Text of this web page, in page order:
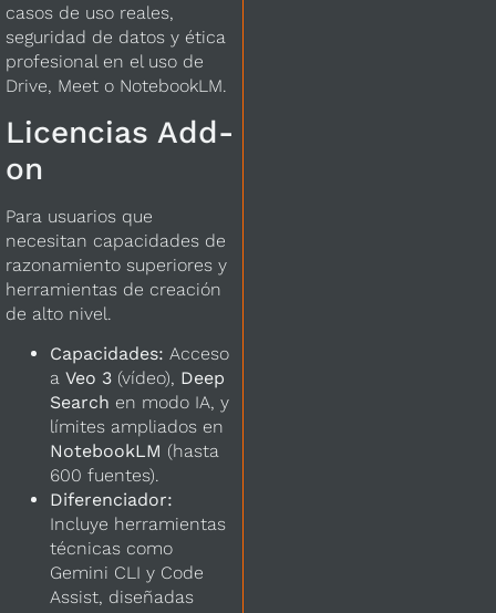
casos de uso reales,
seguridad de datos y ética
profesional en el uso de
Drive, Meet o NotebookLM.
Licencias Add-
on
Para usuarios que
necesitan capacidades de
razonamiento superiores y
herramientas de creación
de alto nivel.
Capacidades: Acceso
aVeo 3 (vídeo), Deep
Search en modo IA, y
límites ampliados en
NotebookLM (hasta
600 fuentes).
Diferenciador:
Incluye herramientas
técnicas como
Gemini CLI y Code
Assist, diseñadas